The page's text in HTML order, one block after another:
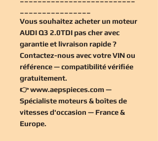
Vous souhaitez acheter un moteur
AUDI Q3 2.0TDI pas cheravec
garantie et livraison rapide ?
Contactez-nous avec votre VIN ou
référence — compatibilité vérifiée
gratuitement.
👉www.aepspieces.com—
Spécialiste moteurs & boîtes de
vitesses d'occasion — France &
Europe.